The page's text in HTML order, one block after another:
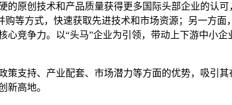
创技术和产品质量获得更多国际头部企业的认可
购等方式，快速获取先进技术和市场资源；另一方
心竞争力。以“头马”企业为引领，带动上下游中小
持、产业配套、市场潜力等方面的优势，吸引
新高地。